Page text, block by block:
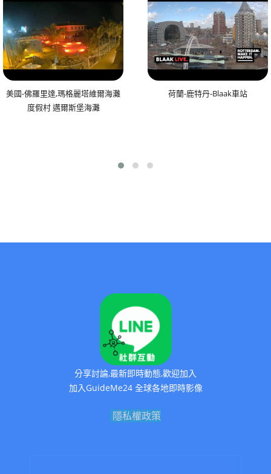
美國-佛羅里達,瑪格麗塔維爾海灘
度假村 邁爾斯堡海灘
荷蘭-鹿特丹-Blaak車站
分享討論,最新即時動態,歡迎加入
加入GuideMe24 全球各地即時影像
隱私權政策